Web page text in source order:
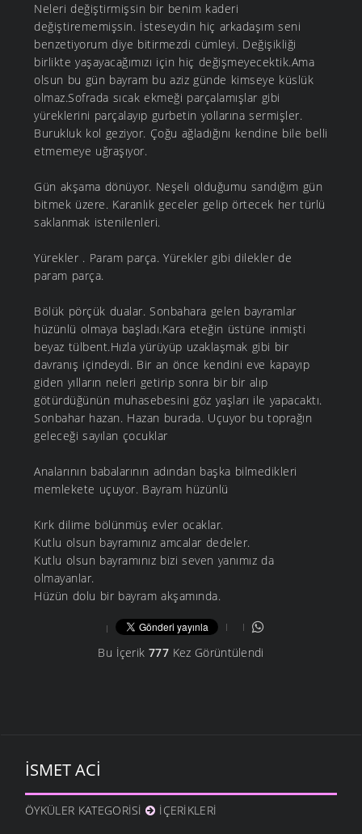
Neleri değiştirmişsin bir benim kaderi
değiştirememişsin. İsteseydin hiç arkadaşım seni
benzetiyorum diye bitirmezdi cümleyi. Değişikliği
birlikte yaşayacağımızı için hiç değişmeyecektik.Ama
olsun bu gün bayram bu aziz günde kimseye küslük
olmaz.Sofrada sıcak ekmeği parçalamışlar gibi
yüreklerini parçalayıp gurbetin yollarına sermişler.
Burukluk kol geziyor. Çoğu ağladığını kendine bile belli
etmemeye uğraşıyor.
Gün akşama dönüyor. Neşeli olduğumu sandığım gün
bitmek üzere. Karanlık geceler gelip örtecek her türlü
saklanmak istenilenleri.
Yürekler . Param parça. Yürekler gibi dilekler de
param parça.
Bölük pörçük dualar. Sonbahara gelen bayramlar
hüzünlü olmaya başladı.Kara eteğin üstüne inmişti
beyaz tülbent.Hızla yürüyüp uzaklaşmak gibi bir
davranış içindeydi. Bir an önce kendini eve kapayıp
giden yılların neleri getirip sonra bir bir alıp
götürdüğünün muhasebesini göz yaşları ile yapacaktı.
Sonbahar hazan. Hazan burada. Uçuyor bu toprağın
geleceği sayılan çocuklar
Analarının babalarının adından başka bilmedikleri
memlekete uçuyor. Bayram hüzünlü
Kırk dilime bölünmüş evler ocaklar.
Kutlu olsun bayramınız amcalar dedeler.
Kutlu olsun bayramınız bizi seven yanımız da
olmayanlar.
Hüzün dolu bir bayram akşamında.
Bu İçerik 777Kez Görüntülendi
İSMET ACI
ÖYKÜLER KATEGORISI İÇERIKLERI